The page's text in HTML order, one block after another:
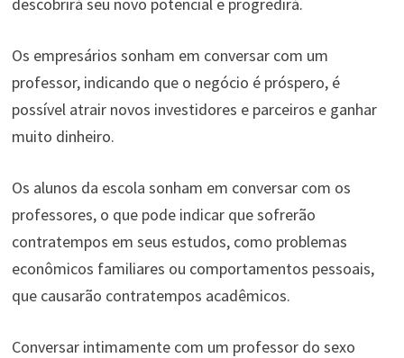
Os empresários sonham em conversar com um
professor, indicando que o negócio é próspero, é
possível atrair novos investidores e parceiros e ganhar
muito dinheiro.
Os alunos da escola sonham em conversar com os
professores, o que pode indicar que sofrerão
contratempos em seus estudos, como problemas
econômicos familiares ou comportamentos pessoais,
que causarão contratempos acadêmicos.
Conversar intimamente com um professor do sexo